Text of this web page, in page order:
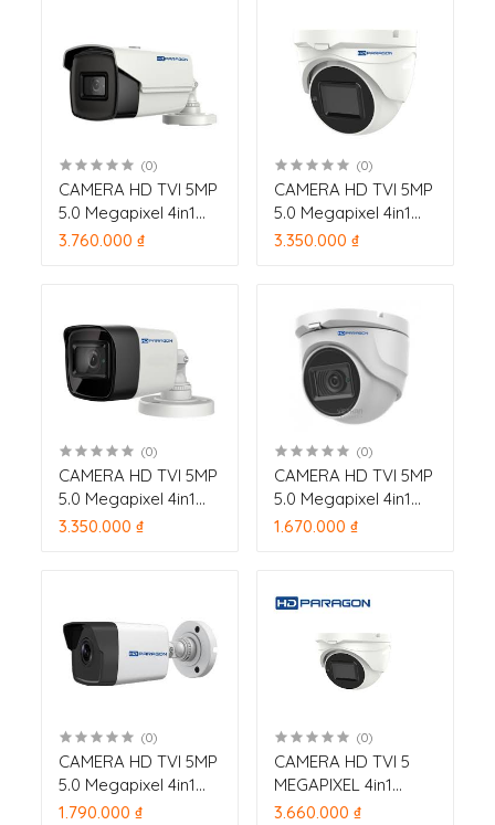
(0)
CAMERA HD TVI 5MP
5.0 Megapixel 4in1
HDPARAGON HDS-
3.760.000 ₫
(0)
CAMERA HD TVI 5MP
5.0 Megapixel 4in1
HDPARAGON HDS-
3.350.000 ₫
(0)
CAMERA HD TVI 5MP
5.0 Megapixel 4in1
HDPARAGON HDS-
3.350.000 ₫
(0)
CAMERA HD TVI 5MP
5.0 Megapixel 4in1
HDPARAGON HDS-
1.670.000 ₫
(0)
CAMERA HD TVI 5MP
5.0 Megapixel 4in1
HDPARAGON HDS-
1.790.000 ₫
(0)
CAMERA HD TVI 5
MEGAPIXEL 4in1
HDPARAGON HDS-
3.660.000 ₫